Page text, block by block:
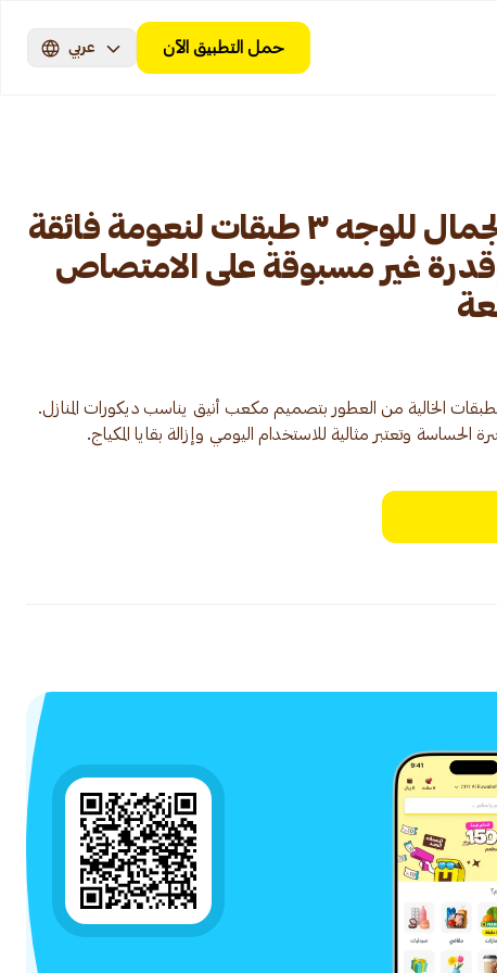
حمل التطبيق الآن عربي
كلينكس مناديل الجمال للوجه ٣ طبقات لنعومة فائقة
غير مسبوقة على الامتصاص
الخالية من العطور بتصميم مكعب أنيق يناسب ديكورات المنازل.
الحساسة وتعتبر مثالية للاستخدام اليومي وإزالة بقايا المكياج.